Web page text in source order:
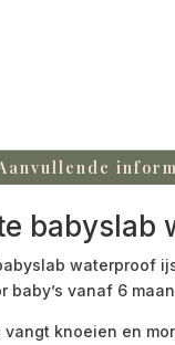
babyslab
waterproof
baby’s vanaf 6
knoeien en